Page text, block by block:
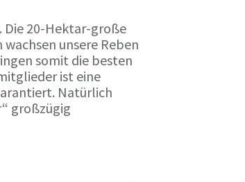
Die 20-Hektar-große
unsere Reben
somit die besten
ist eine
Natürlich
großzügig